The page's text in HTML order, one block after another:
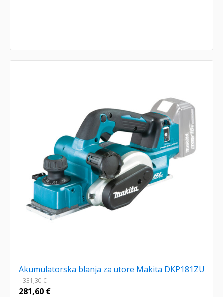
Akumulatorska blanja za utore Makita DKP181ZU
331,30€
281,60 €